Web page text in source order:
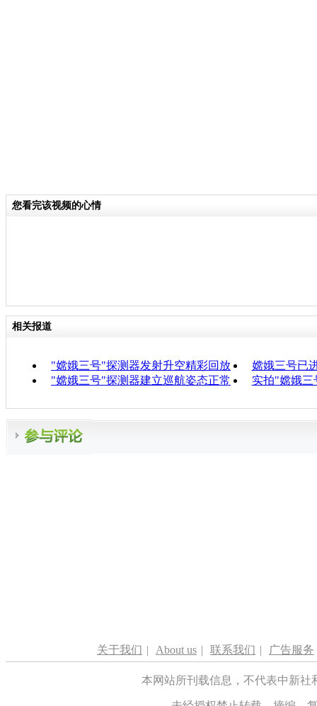
您看完该视频的心情
相关报道
"嫦娥三号"探测器发射升空精彩回放
嫦娥三号已
"嫦娥三号"探测器建立巡航姿态正常
实拍"嫦娥三
关于我们 | About us | 联系我们 | 广告服务
本网站所刊载信息，不代表中新